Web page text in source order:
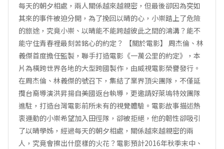
每天的朝夕相處，兩人關係越來越親密，但最後卻因為突如
其來的事件被迫分開，為了挽回以晴的心，小崇踏上了危險
的旅途，究竟小崇、以晴能不能跨越彼此之間的鴻溝？能不
能守住青春裡最刻苦銘心的約定？ 【關於電影】 周杰倫、林
義傑首度擔任監製，聯手打造電影《一萬公里的約定》，本
片為橫跨世界各地的大型跨國製作，由威視電影榮譽發行。
在周杰倫、林義傑的號召下，集結了業界頂尖團隊，不僅延
攬台裔導演洪昇揚自美國返台執導，更邀請好萊塢特效團隊
進駐，打造台灣電影前所未有的視覺體驗。電影故事描述熱
衷運動的小崇希望加入田徑隊，卻被拒絕，他的韌性卻吸引
了以晴學姊，經過每天的朝夕相處，關係越來越親密的兩
人，究竟會擦出什麼樣的火花？電影預計2016年秋季末中、